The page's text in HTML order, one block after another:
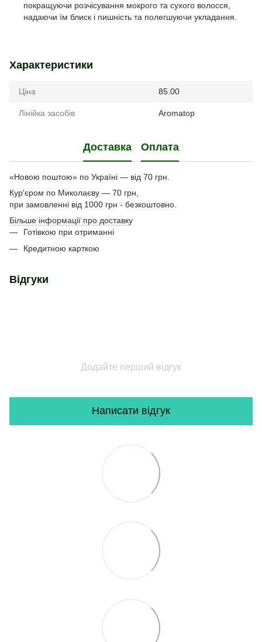
покращуючи розчісування мокрого та сухого волосся,
надаючи їм блиск і пишність та полегшуючи укладання.
Характеристики
Ціна 85.00
Лінійка засобів Aromatop
Доставка Оплата
«Новою поштою» по Україні — від 70 грн.
Кур'єром по Миколаєву — 70 грн,
при замовленні від 1000 грн - безкоштовно.
Більше інформації про доставку
Готівкою при отриманні
Кредитною карткою
Відгуки
Додайте перший відгук
Написати відгук